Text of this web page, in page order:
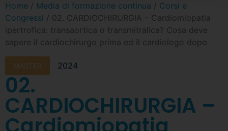
Home / Media di formazione continua / Corsi e
Congressi / 02. CARDIOCHIRURGIA – Cardiomiopatia
ipertrofica: transaortica o transmitralica? Cosa deve
sapere il cardiochirurgo prima ed il cardiologo dopo
MASTER 2024
02.
CARDIOCHIRURGIA –